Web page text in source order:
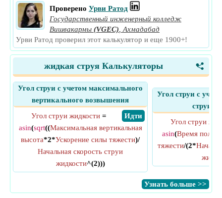
Проверено Урви Ратод
Государственный инженерный колледж
Вишвакармы (VGEC) Ахмадабад
Урви Ратод проверил этот калькулятор и еще 1900+!
<
жидкая струя Калькуляторы
Угол струи с учетом максимального
вертикального возвышения
​ Идти
Угол струи жидкости =
asin(sqrt((Максимальная вертикальная
высота*2*Ускорение силы тяжести)/
Начальная скорость струи
жидкости^(2)))
Угол струи с
струи
Угол струи
asin(Время полета
тяжести/(2*
​Узнать больше >>